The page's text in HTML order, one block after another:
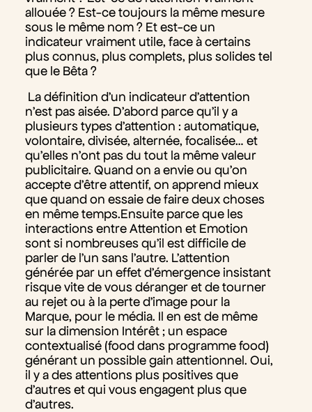
allouée ? Est-ce toujours la même mesure
sous le même nom ? Et est-ce un
indicateur vraiment utile, face à certains
plus connus, plus complets, plus solides tel
que le Bêta ?
La définition d’un indicateur d’attention
n’est pas aisée. D’abord parce qu’il y a
plusieurs types d’attention : automatique,
volontaire, divisée, alternée, focalisée… et
qu’elles n’ont pas du tout la même valeur
publicitaire. Quand on a envie ou qu’on
accepte d’être attentif, on apprend mieux
que quand on essaie de faire deux choses
en même temps.Ensuite parce que les
interactions entre Attention et Emotion
sont si nombreuses qu’il est difficile de
parler de l’un sans l’autre. L’attention
générée par un effet d’émergence insistant
risque vite de vous déranger et de tourner
au rejet ou à la perte d’image pour la
Marque, pour le média. Il en est de même
sur la dimension Intérêt ; un espace
contextualisé (food dans programme food)
générant un possible gain attentionnel. Oui,
il y a des attentions plus positives que
d’autres et qui vous engagent plus que
d’autres.